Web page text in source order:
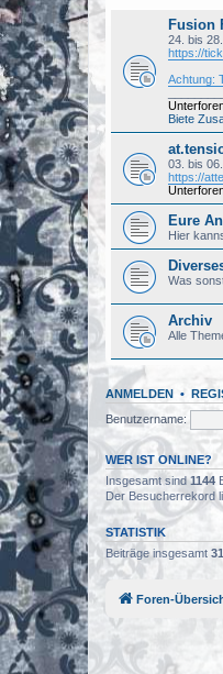
Fusion
24. bis
https://
Achtung:
Biete
03. bis
https://
Eure
Hier
Was
Archiv
Alle
ANMELDEN •
Benutzername:
WER IST ONLINE?
Insgesamt sind1144
Der Besucherrekord
STATISTIK
Beiträge insgesamt
Foren-